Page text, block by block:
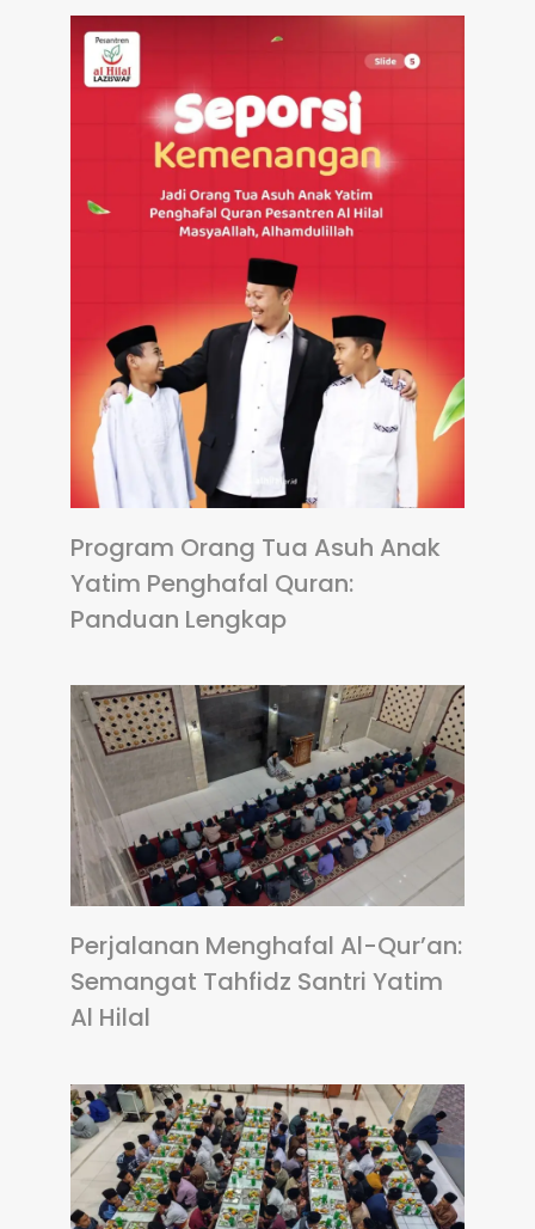
Program Orang Tua Asuh Anak
Yatim Penghafal Quran:
Panduan Lengkap
Perjalanan Menghafal Al-Qur’an:
Semangat Tahfidz Santri Yatim
Al Hilal